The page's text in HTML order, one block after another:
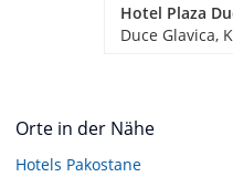
Hotel Plaza
Duce Glavica,
Orte in der Nähe
Hotels Pakostane